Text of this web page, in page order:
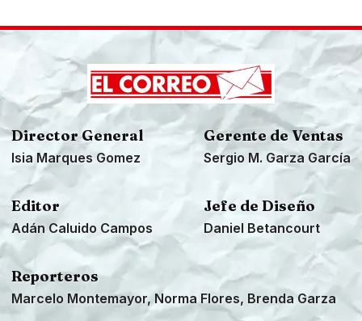
Director General
Isia Marques Gomez
Gerente de Ventas
Sergio M. Garza García
Editor
Adán Caluido Campos
Jefe de Diseño
Daniel Betancourt
Reporteros
Marcelo Montemayor, Norma Flores, Brenda Garza